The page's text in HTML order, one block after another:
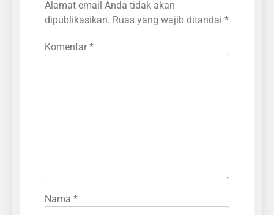
Alamat email Anda tidak akan
dipublikasikan. Ruas yang wajib ditandai *
Komentar *
Nama *